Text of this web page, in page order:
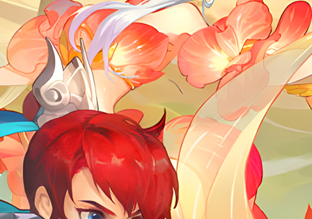
《勇士ol》预约开启
横版格斗动作网游
【西游】神兽版新版
首款骑战回合制端游
剑啸九州
猛将OL 【